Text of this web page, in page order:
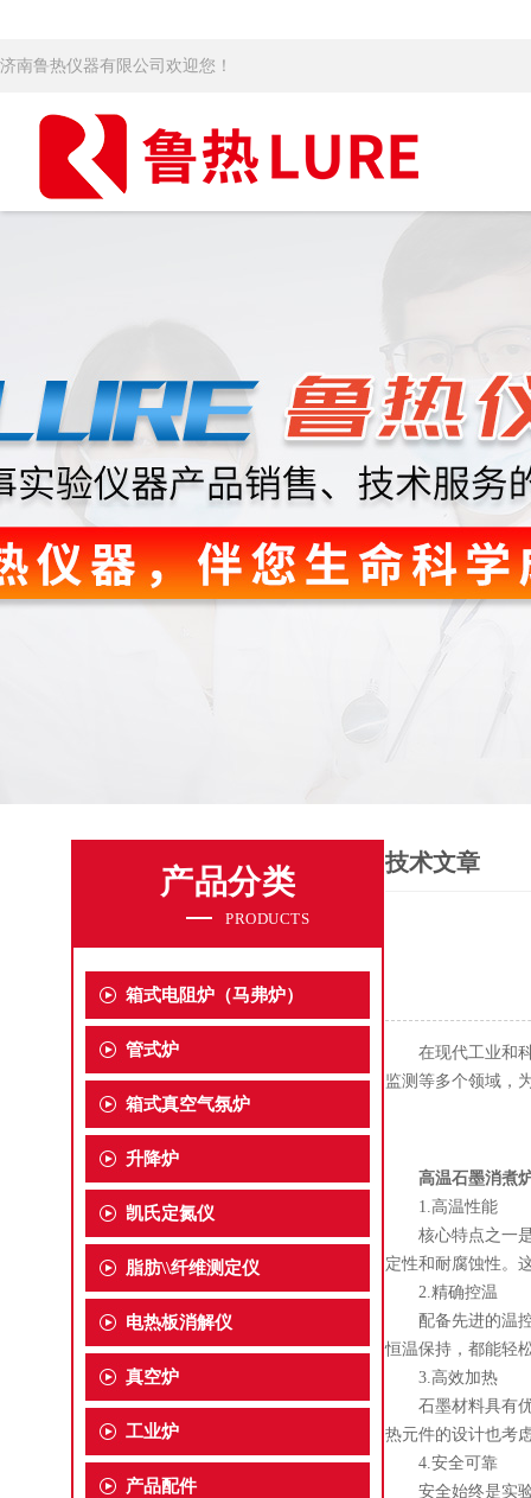
济南鲁热仪器有限公司欢迎您！
产品分类
PRODUCTS
箱式电阻炉（马弗炉）
管式炉
箱式真空气氛炉
升降炉
凯氏定氮仪
脂肪\\纤维测定仪
电热板消解仪
真空炉
工业炉
产品配件
技术文章
在现代工业和科
监测等多个领域，
高温石墨消煮
1.高温性能
核心特点之一是
定性和耐腐蚀性。
2.精确控温
配备先进的温控
恒温保持，都能轻
3.高效加热
石墨材料具有优
热元件的设计也考
4.安全可靠
安全始终是实验